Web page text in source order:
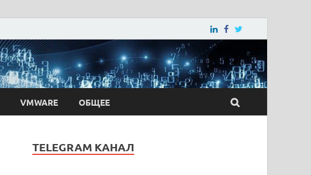
VMWARE ОБЩЕЕ
TELEGRAM КАНАЛ